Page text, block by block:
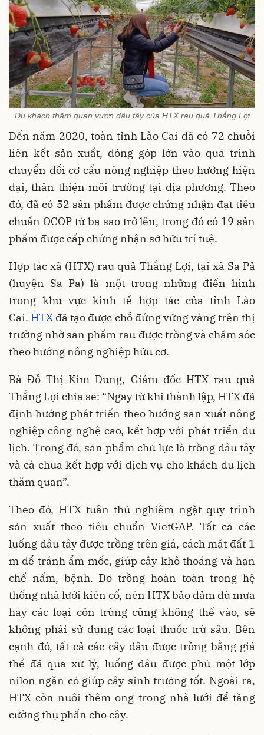
Du khách thăm quan vườn dâu tây của HTX rau quả Thắng Lợi
Đến năm 2020, toàn tỉnh Lào Cai đã có 72 chuỗi
liên kết sản xuất, đóng góp lớn vào quá trình
chuyển đổi cơ cấu nông nghiệp theo hướng hiện
đại, thân thiện môi trường tại địa phương. Theo
đó, đã có 52 sản phẩm được chứng nhận đạt tiêu
chuẩn OCOP từ ba sao trở lên, trong đó có 19 sản
phẩm được cấp chứng nhận sở hữu trí tuệ.
Hợp tác xã (HTX) rau quả Thắng Lợi, tại xã Sa Pả
(huyện Sa Pa) là một trong những điển hình
trong khu vực kinh tế hợp tác của tỉnh Lào
Cai. HTX đã tạo được chỗ đứng vững vàng trên thị
trường nhờ sản phẩm rau được trồng và chăm sóc
theo hướng nông nghiệp hữu cơ.
Bà Đỗ Thị Kim Dung, Giám đốc HTX rau quả
Thắng Lợi chia sẻ: “Ngay từ khi thành lập, HTX đã
định hướng phát triển theo hướng sản xuất nông
nghiệp công nghệ cao, kết hợp với phát triển du
lịch. Trong đó, sản phẩm chủ lực là trồng dâu tây
và cà chua kết hợp với dịch vụ cho khách du lịch
thăm quan”.
Theo đó, HTX tuân thủ nghiêm ngặt quy trình
sản xuất theo tiêu chuẩn VietGAP. Tất cả các
luống dâu tây được trồng trên giá, cách mặt đất 1
m để tránh ẩm mốc, giúp cây khô thoáng và hạn
chế nấm, bệnh. Do trồng hoàn toàn trong hệ
thống nhà lưới kiên cố, nên HTX bảo đảm dù mưa
hay các loại côn trùng cũng không thể vào, sẽ
không phải sử dụng các loại thuốc trừ sâu. Bên
cạnh đó, tất cả các cây dâu được trồng bằng giá
thể đã qua xử lý, luống dâu được phủ một lớp
nilon ngăn cỏ giúp cây sinh trưởng tốt. Ngoài ra,
HTX còn nuôi thêm ong trong nhà lưới để tăng
cường thụ phấn cho cây.